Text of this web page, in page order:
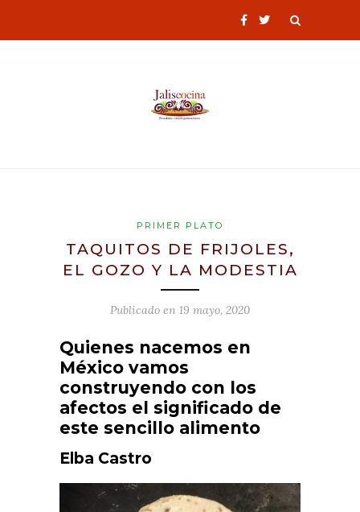
PRIMER PLATO
TAQUITOS DE FRIJOLES,
EL GOZO Y LA MODESTIA
Publicado en 19 mayo, 2020
Quienes nacemos en
México vamos
construyendo con los
afectos el significado de
este sencillo alimento
Elba Castro